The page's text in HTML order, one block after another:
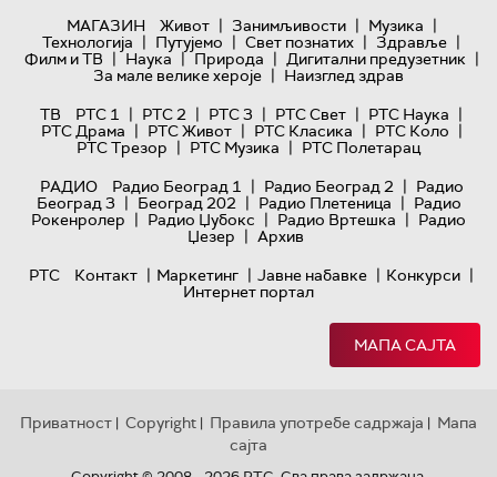
МАГАЗИН
Живот | Занимљивости | Музика |
Технологијa | Путујемо | Свет познатих | Здравље |
Филм и ТВ | Наука | Природа | Дигитални предузетник |
За мале велике хероје | Наизглед здрав
ТВ
РТС 1 | РТС 2 | РТС 3 | РТС Свет | РТС Наука |
РТС Драма | РТС Живот | РТС Класика | РТС Коло |
РТС Трезор | РТС Музика | РТС Полетарац
РАДИО
Радио Београд 1 | Радио Београд 2 | Радио
Београд 3 | Београд 202 | Радио Плетеница | Радио
Рокенролер | Радио Џубокс | Радио Вртешка | Радио
Џезер | Архив
РТС
Контакт | Маркетинг | Јавне набавке | Конкурси |
Интернет портал
МАПА САЈТА
Приватност | Copyright | Правила употребе садржаја | Мапа
сајта